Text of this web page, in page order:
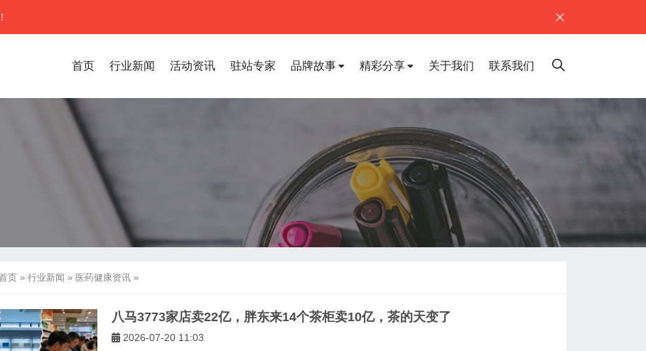
首页 行业新闻 活动资讯 驻站专家 品牌故事 精彩分享 关于我们 联系我们
页 » 行业新闻 » 医药健康资讯 »
八马3773家店卖22亿，胖东来14个茶柜卖10亿，茶的天变了
2026-07-20 11:03